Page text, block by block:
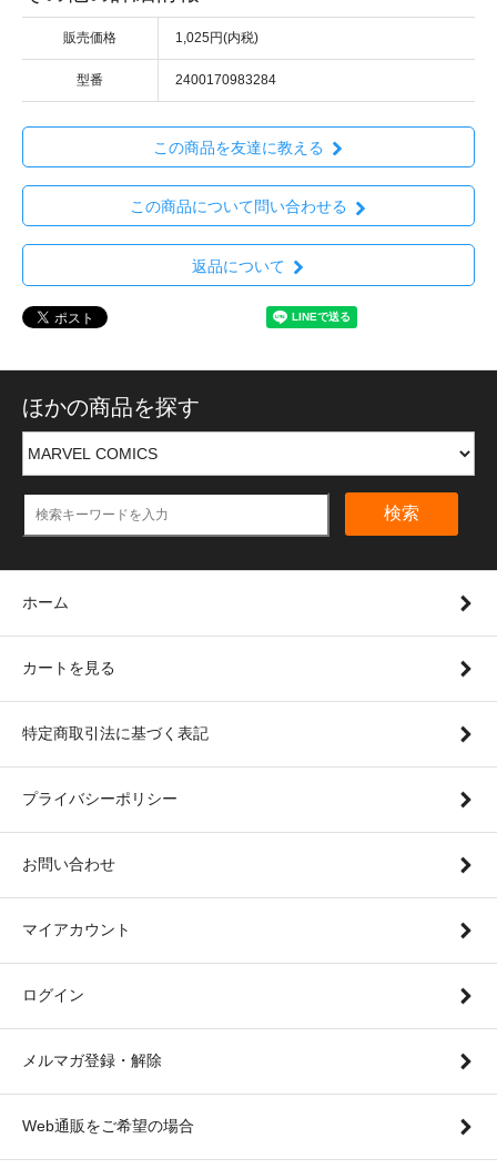
販売価格 1,025円(内税)
型番 2400170983284
この商品を友達に教える
この商品について問い合わせる
返品について
ほかの商品を探す
検索
ホーム
カートを見る
特定商取引法に基づく表記
プライバシーポリシー
お問い合わせ
マイアカウント
ログイン
メルマガ登録・解除
Web通販をご希望の場合